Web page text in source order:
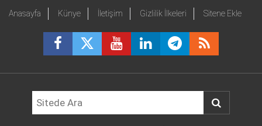
Anasayfa Künye İletişim Gizlilik İlkeleri Sitene Ekle